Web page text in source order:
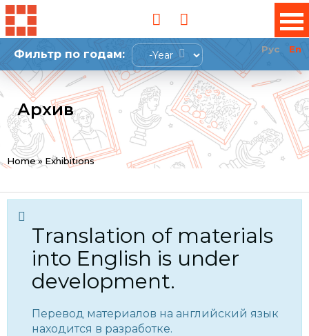
Рус En
Фильтр по годам:
Year
Архив
You
are
here
Home» Exhibitions
Translation of materials
into English is under
development.
Перевод материалов на английский язык
находится в разработке.